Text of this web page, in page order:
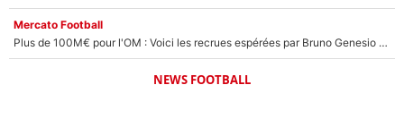
Mercato Football
Plus de 100M€ pour l'OM : Voici les recrues espérées par Bruno Genesio et Grégory Lorenzi après l’opération dégraissage
NEWS FOOTBALL